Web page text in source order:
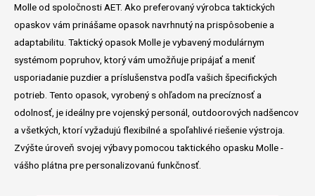
Molle od spoločnosti AET. Ako preferovaný výrobca taktických
opaskov vám prinášame opasok navrhnutý na prispôsobenie a
adaptabilitu. Taktický opasok Molle je vybavený modulárnym
systémom popruhov, ktorý vám umožňuje pripájať a meniť
usporiadanie puzdier a príslušenstva podľa vašich špecifických
potrieb. Tento opasok, vyrobený s ohľadom na precíznosť a
odolnosť, je ideálny pre vojenský personál, outdoorových nadšencov
a všetkých, ktorí vyžadujú flexibilné a spoľahlivé riešenie výstroja.
Zvýšte úroveň svojej výbavy pomocou taktického opasku Molle -
vášho plátna pre personalizovanú funkčnosť.